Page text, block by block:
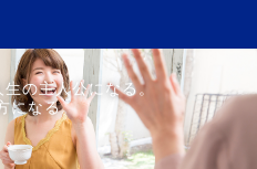
の主人公になる。
になる。